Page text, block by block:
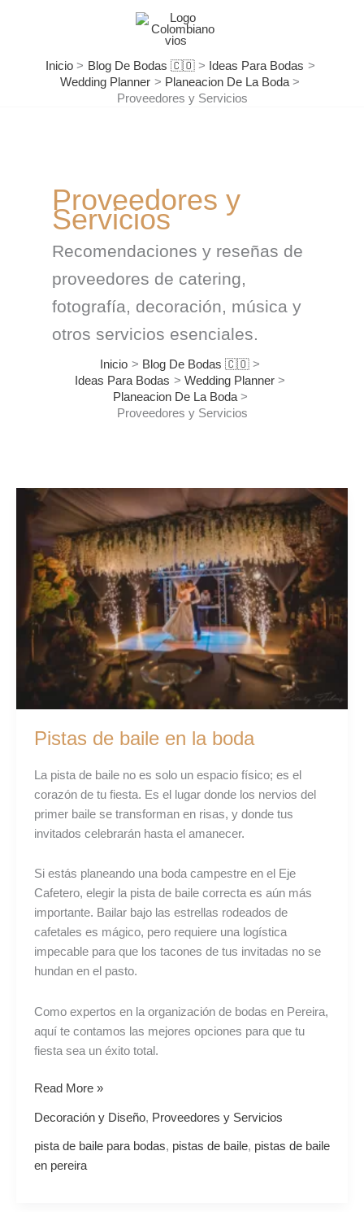
Inicio
Blog De Bodas 🇨🇴
Ideas Para Bodas
Wedding Planner
Planeacion De La Boda
Proveedores y Servicios
Proveedores y
Servicios
Recomendaciones y reseñas de
proveedores de catering,
fotografía, decoración, música y
otros servicios esenciales.
Inicio
Blog De Bodas 🇨🇴
Ideas Para Bodas
Wedding Planner
Planeacion De La Boda
Proveedores y Servicios
Pistas de baile en la boda
La pista de baile no es solo un espacio físico; es el
corazón de tu fiesta. Es el lugar donde los nervios del
primer baile se transforman en risas, y donde tus
invitados celebrarán hasta el amanecer.
Si estás planeando una boda campestre en el Eje
Cafetero, elegir la pista de baile correcta es aún más
importante. Bailar bajo las estrellas rodeados de
cafetales es mágico, pero requiere una logística
impecable para que los tacones de tus invitadas no se
hundan en el pasto.
Como expertos en la organización de bodas en Pereira,
aquí te contamos las mejores opciones para que tu
fiesta sea un éxito total.
Pistas
de
baile
en
la
boda
Read More »
Decoración y Diseño, Proveedores y Servicios
pista de baile para bodas, pistas de baile, pistas de baile
en pereira